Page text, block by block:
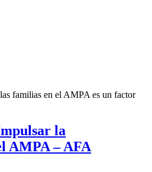
familias en el AMPA es un factor
la
AMPA – AFA